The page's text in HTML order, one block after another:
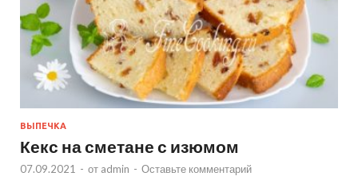
ВЫПЕЧКА
Кекс на сметане с изюмом
07.09.2021 - от admin - Оставьте комментарий